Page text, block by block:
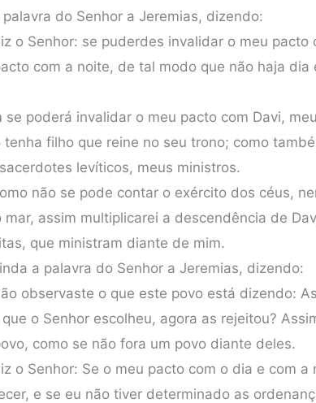
palavra do Senhor a Jeremias, dizendo:
o Senhor: se puderdes invalidar o meu pacto
com a noite, de tal modo que não haja dia
se poderá invalidar o meu pacto com Davi,
tenha filho que reine no seu trono; como
levíticos, meus ministros.
não se pode contar o exército dos céus,
mar, assim multiplicarei a descendência de
que ministram diante de mim.
a palavra do Senhor a Jeremias, dizendo:
observaste o que este povo está dizendo:
o Senhor escolheu, agora as rejeitou?
como se não fora um povo diante deles.
o Senhor: Se o meu pacto com o dia e com a
e se eu não tiver determinado as